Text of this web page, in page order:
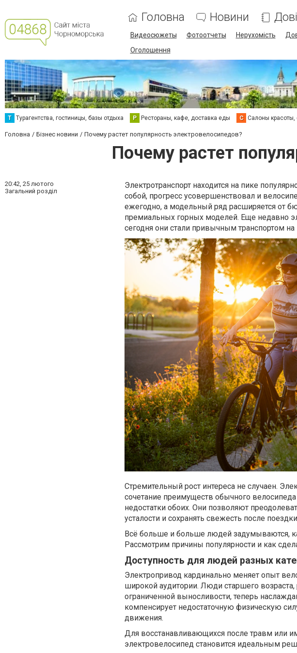
Головна Новини
Видеосюжеты Фотоотчеты Нерухомість
Оголошення
Т Турагентства, гостиницы, базы отдыха Р Рестораны, кафе, доставка еды С Салоны красоты,
Головна Бізнес новини Почему растет популярность электровелосипедов?
Почему растет
20:42, 25 лютого
Загальний розділ
Электротранспорт находится на пике
собой, прогресс усовершенствовал и
ежегодно, а модельный ряд расширяется от
премиальных горных моделей. Еще недавно
сегодня они стали привычным транспортом на
Стремительный рост интереса не случаен.
сочетание преимуществ обычного велосипеда
недостатки обоих. Они позволяют
усталости и сохранять свежесть после
Всё больше и больше людей задумываются,
Рассмотрим причины популярности и как
Доступность для людей разных
Электропривод кардинально меняет опыт
широкой аудитории. Люди старшего
ограниченной выносливости, теперь
компенсирует недостаточную физическую
движения.
Для восстанавливающихся после травм или
электровелосипед становится идеальным